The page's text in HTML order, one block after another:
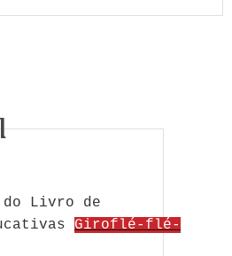
do Livro de
Giroflé-flé-